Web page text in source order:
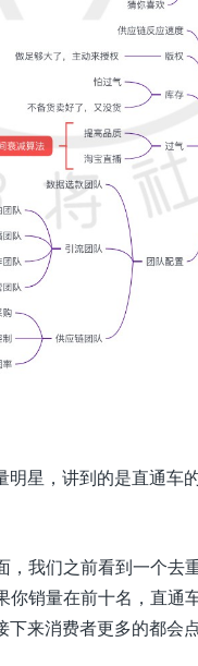
星，讲到的是直通车
我们之前看到一个去
销量在前十名，直通
来消费者更多的都会